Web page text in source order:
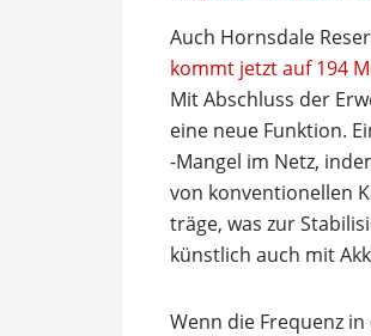
Auch Hornsdale
kommt jetzt auf 194
Mit Abschluss der
eine neue Funktion.
-Mangel im Netz,
von konventionellen
träge, was zur
künstlich auch mit
Wenn die Frequenz